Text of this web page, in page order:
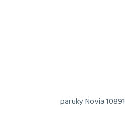
paruky Novia